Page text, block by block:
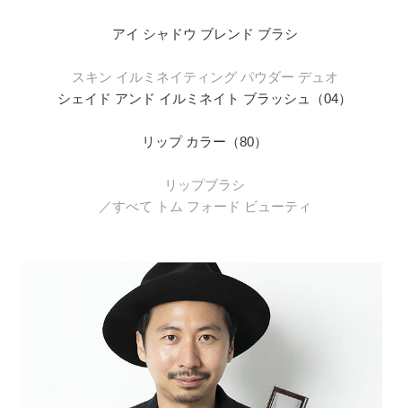
アイ シャドウ ブレンド ブラシ
スキン イルミネイティング パウダー デュオ
シェイド アンド イルミネイト ブラッシュ（04）
リップ カラー（80）
リップブラシ
／すべて トム フォード ビューティ